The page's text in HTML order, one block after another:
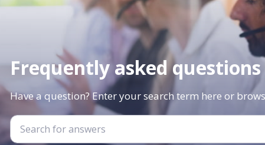
Frequently asked questions
Have a question? Enter your search term here or